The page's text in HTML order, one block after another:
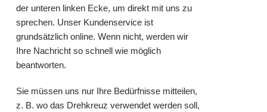
der unteren linken Ecke, um direkt mit uns zu
sprechen. Unser Kundenservice ist
grundsätzlich online. Wenn nicht, werden wir
Ihre Nachricht so schnell wie möglich
beantworten.
Sie müssen uns nur Ihre Bedürfnisse mitteilen,
z. B. wo das Drehkreuz verwendet werden soll,